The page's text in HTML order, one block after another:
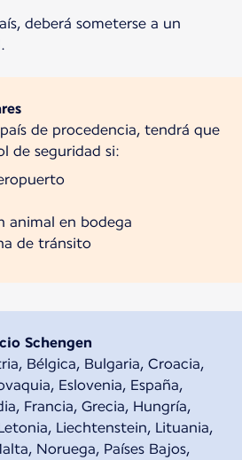
deberá someterse a un
Casos particulares
de procedencia, tendrá que
de seguridad si:
animal en bodega
de tránsito
Schengen
Bélgica, Bulgaria, Croacia,
Eslovenia, España,
Francia, Grecia, Hungría,
Liechtenstein, Lituania,
Noruega, Países Bajos,